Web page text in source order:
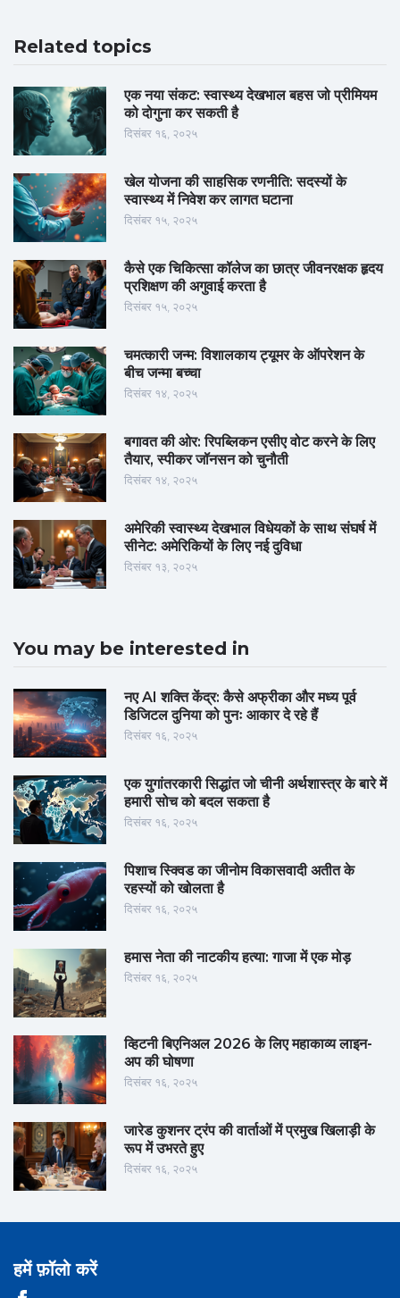
Related topics
एक नया संकट: स्वास्थ्य देखभाल बहस जो प्रीमियम
को दोगुना कर सकती है
दिसंबर १६, २०२५
खेल योजना की साहसिक रणनीति: सदस्यों के
स्वास्थ्य में निवेश कर लागत घटाना
दिसंबर १५, २०२५
कैसे एक चिकित्सा कॉलेज का छात्र जीवनरक्षक हृदय
प्रशिक्षण की अगुवाई करता है
दिसंबर १५, २०२५
चमत्कारी जन्म: विशालकाय ट्यूमर के ऑपरेशन के
बीच जन्मा बच्चा
दिसंबर १४, २०२५
बगावत की ओर: रिपब्लिकन एसीए वोट करने के लिए
तैयार, स्पीकर जॉनसन को चुनौती
दिसंबर १४, २०२५
अमेरिकी स्वास्थ्य देखभाल विधेयकों के साथ संघर्ष में
सीनेट: अमेरिकियों के लिए नई दुविधा
दिसंबर १३, २०२५
You may be interested in
नए AI शक्ति केंद्र: कैसे अफ्रीका और मध्य पूर्व
डिजिटल दुनिया को पुनः आकार दे रहे हैं
दिसंबर १६, २०२५
एक युगांतरकारी सिद्धांत जो चीनी अर्थशास्त्र के बारे में
हमारी सोच को बदल सकता है
दिसंबर १६, २०२५
पिशाच स्क्विड का जीनोम विकासवादी अतीत के
रहस्यों को खोलता है
दिसंबर १६, २०२५
हमास नेता की नाटकीय हत्या: गाजा में एक मोड़
दिसंबर १६, २०२५
व्हिटनी बिएनिअल 2026 के लिए महाकाव्य लाइन-
अप की घोषणा
दिसंबर १६, २०२५
जारेड कुशनर ट्रंप की वार्ताओं में प्रमुख खिलाड़ी के
रूप में उभरते हुए
दिसंबर १६, २०२५
हमें फ़ॉलो करें